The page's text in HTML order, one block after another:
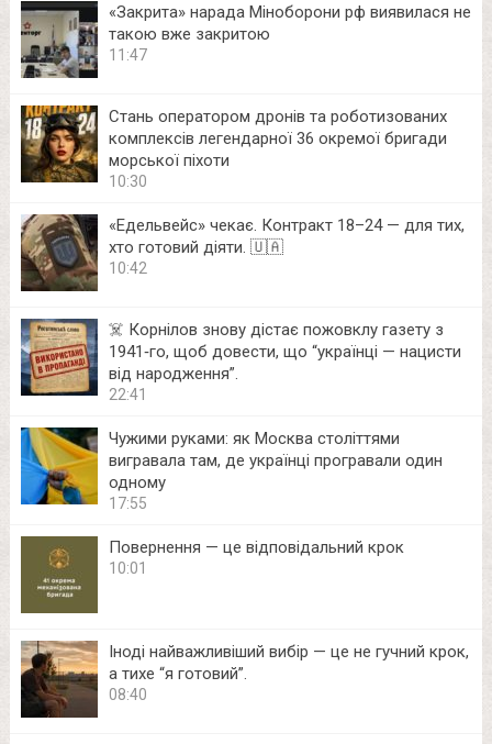
«Закрита» нарада Міноборони рф виявилася не
такою вже закритою
11:47
Стань оператором дронів та роботизованих
комплексів легендарної 36 окремої бригади
морської піхоти
10:30
«Едельвейс» чекає. Контракт 18–24 — для тих,
хто готовий діяти. 🇺🇦
10:42
☠️ Корнілов знову дістає пожовклу газету з
1941‑го, щоб довести, що “українці — нацисти
від народження”.
22:41
Чужими руками: як Москва століттями
вигравала там, де українці програвали один
одному
17:55
Повернення — це відповідальний крок
10:01
Іноді найважливіший вибір — це не гучний крок,
а тихе “я готовий”.
08:40